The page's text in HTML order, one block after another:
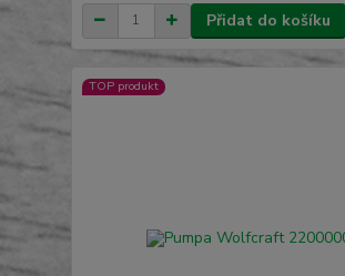
Přidat do košíku
TOP produkt